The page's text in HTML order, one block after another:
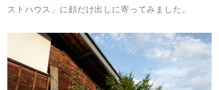
ストハウス」に顔だけ出しに寄ってみました。